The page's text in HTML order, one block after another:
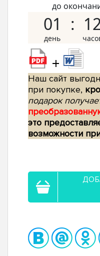
до
01
+
Наш сайт
при покупке,
подарок
это
возможности